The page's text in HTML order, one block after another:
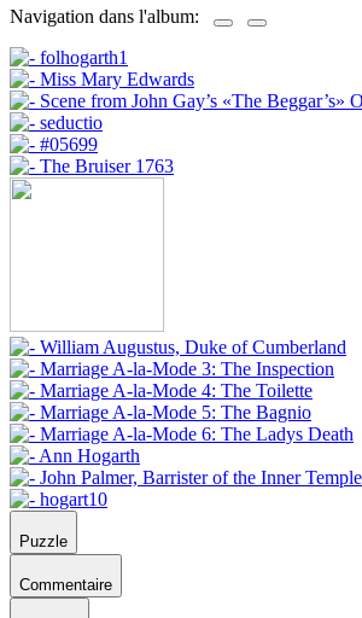
Navigation dans l'album:
Puzzle
Commentaire